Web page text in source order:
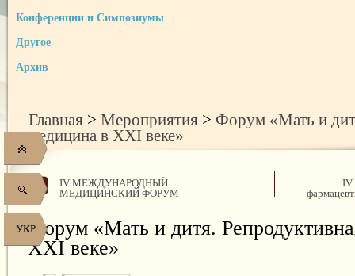
УКР
Конференции и Симпозиумы
Другое
Архив
Главная > Мероприятия > Форум «Мать и
медицина в XXI веке»
IV МЕЖДУНАРОДНЫЙ
МЕДИЦИНСКИЙ ФОРУМ
IV
Форум «Мать и дитя.
XXI веке»